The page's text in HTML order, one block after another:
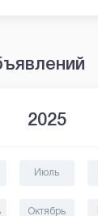
2025
Июль
Октябрь